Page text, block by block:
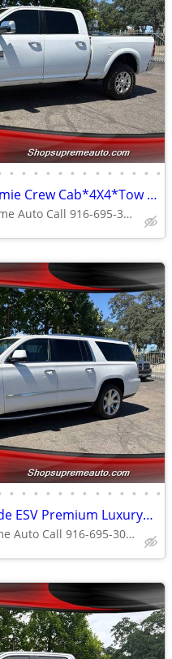
• • • • • • • • • • • • •
2018 RAM 2500 Laramie Crew Cab*4X4*Tow Package*Rear Camera*Cummins*
Supreme Auto Call 916-695-3086 fair oaks
• • • • • • • • • • • • •
2018 Cadillac Escalade ESV Premium Luxury*4X4*Loaded*DVD Player*
Supreme Auto Call 916-695-3086 fair oaks